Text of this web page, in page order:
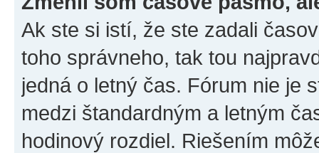
Ak ste si istí, že ste zadali
toho správneho, tak tou
jedná o letný čas. Fórum nie je
medzi štandardným a letným
hodinový rozdiel. Riešením